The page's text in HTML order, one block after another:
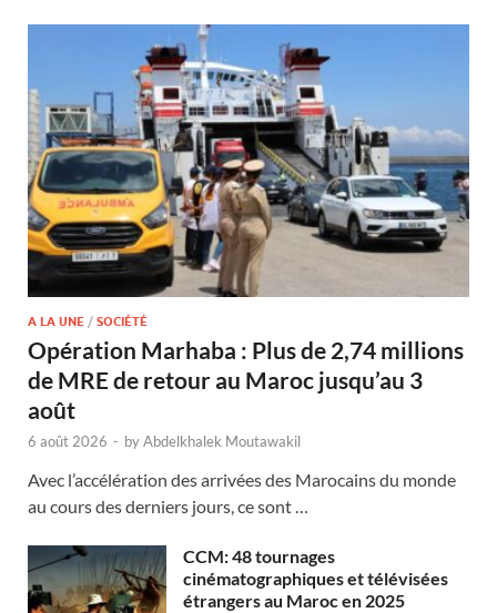
A LA UNE / SOCIÉTÉ
Opération Marhaba : Plus de 2,74 millions
de MRE de retour au Maroc jusqu’au 3
août
6 août 2026 - byAbdelkhalek Moutawakil
Avec l’accélération des arrivées des Marocains du monde
au cours des derniers jours, ce sont …
CCM: 48 tournages
cinématographiques et télévisées
étrangers au Maroc en 2025